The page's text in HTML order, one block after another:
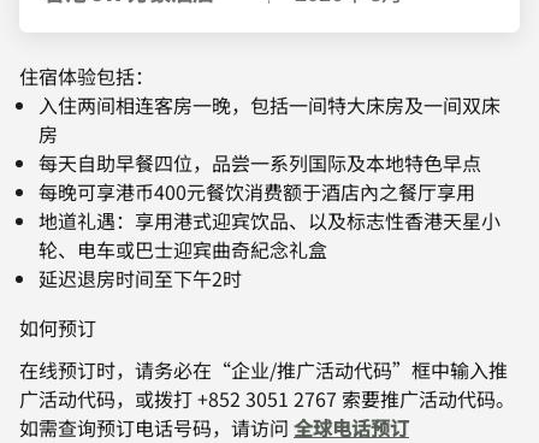
住宿体验包括：
入住两间相连客房一晚，包括一间特大床房及一间双床
房
每天自助早餐四位，品尝一系列国际及本地特色早点
每晚可享港币400元餐饮消费额于酒店內之餐厅享用
地道礼遇：享用港式迎宾饮品、以及标志性香港天星小
轮、电车或巴士迎宾曲奇紀念礼盒
延迟退房时间至下午2时
如何预订
在线预订时，请务必在“企业/推广活动代码”框中输入推
广活动代码，或拨打 +852 3051 2767 索要推广活动代码。
如需查询预订电话号码，请访问 全球电话预订